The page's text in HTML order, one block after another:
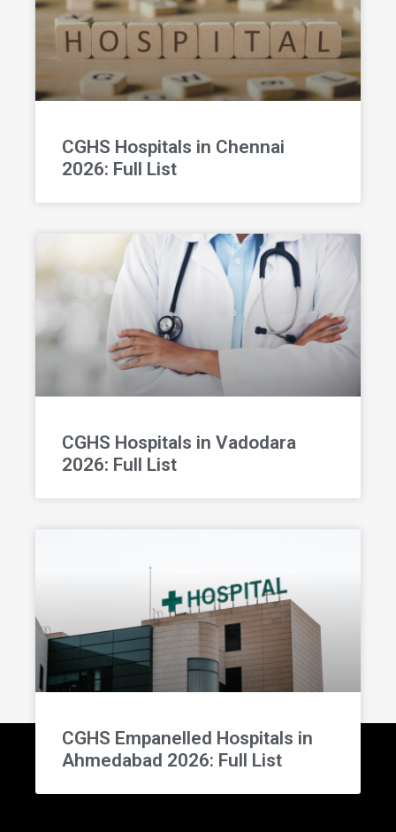
CGHS Hospitals in Chennai
2026: Full List
CGHS Hospitals in Vadodara
2026: Full List
CGHS Empanelled Hospitals in
Ahmedabad 2026: Full List